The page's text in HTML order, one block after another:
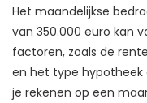
Het maandelijkse
van 350.000 euro kan
factoren, zoals de
en het type hypotheek
je rekenen op een